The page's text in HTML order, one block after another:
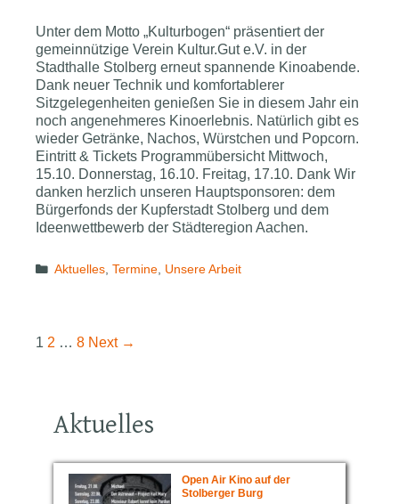
Unter dem Motto „Kulturbogen“ präsentiert der
gemeinnützige Verein Kultur.Gut e.V. in der
Stadthalle Stolberg erneut spannende Kinoabende.
Dank neuer Technik und komfortablerer
Sitzgelegenheiten genießen Sie in diesem Jahr ein
noch angenehmeres Kinoerlebnis. Natürlich gibt es
wieder Getränke, Nachos, Würstchen und Popcorn.
Eintritt & Tickets Programmübersicht Mittwoch,
15.10. Donnerstag, 16.10. Freitag, 17.10. Dank Wir
danken herzlich unseren Hauptsponsoren: dem
Bürgerfonds der Kupferstadt Stolberg und dem
Ideenwettbewerb der Städteregion Aachen.
Categories
Aktuelles,Termine, Unsere Arbeit
Post
1 2 … 8 Next →
Aktuelles
Open Air Kino auf der
Stolberger Burg